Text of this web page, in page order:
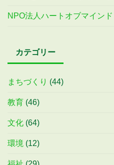
NPO法人ハートオブマインド
カテゴリー
まちづくり (44)
教育 (46)
文化 (64)
環境 (12)